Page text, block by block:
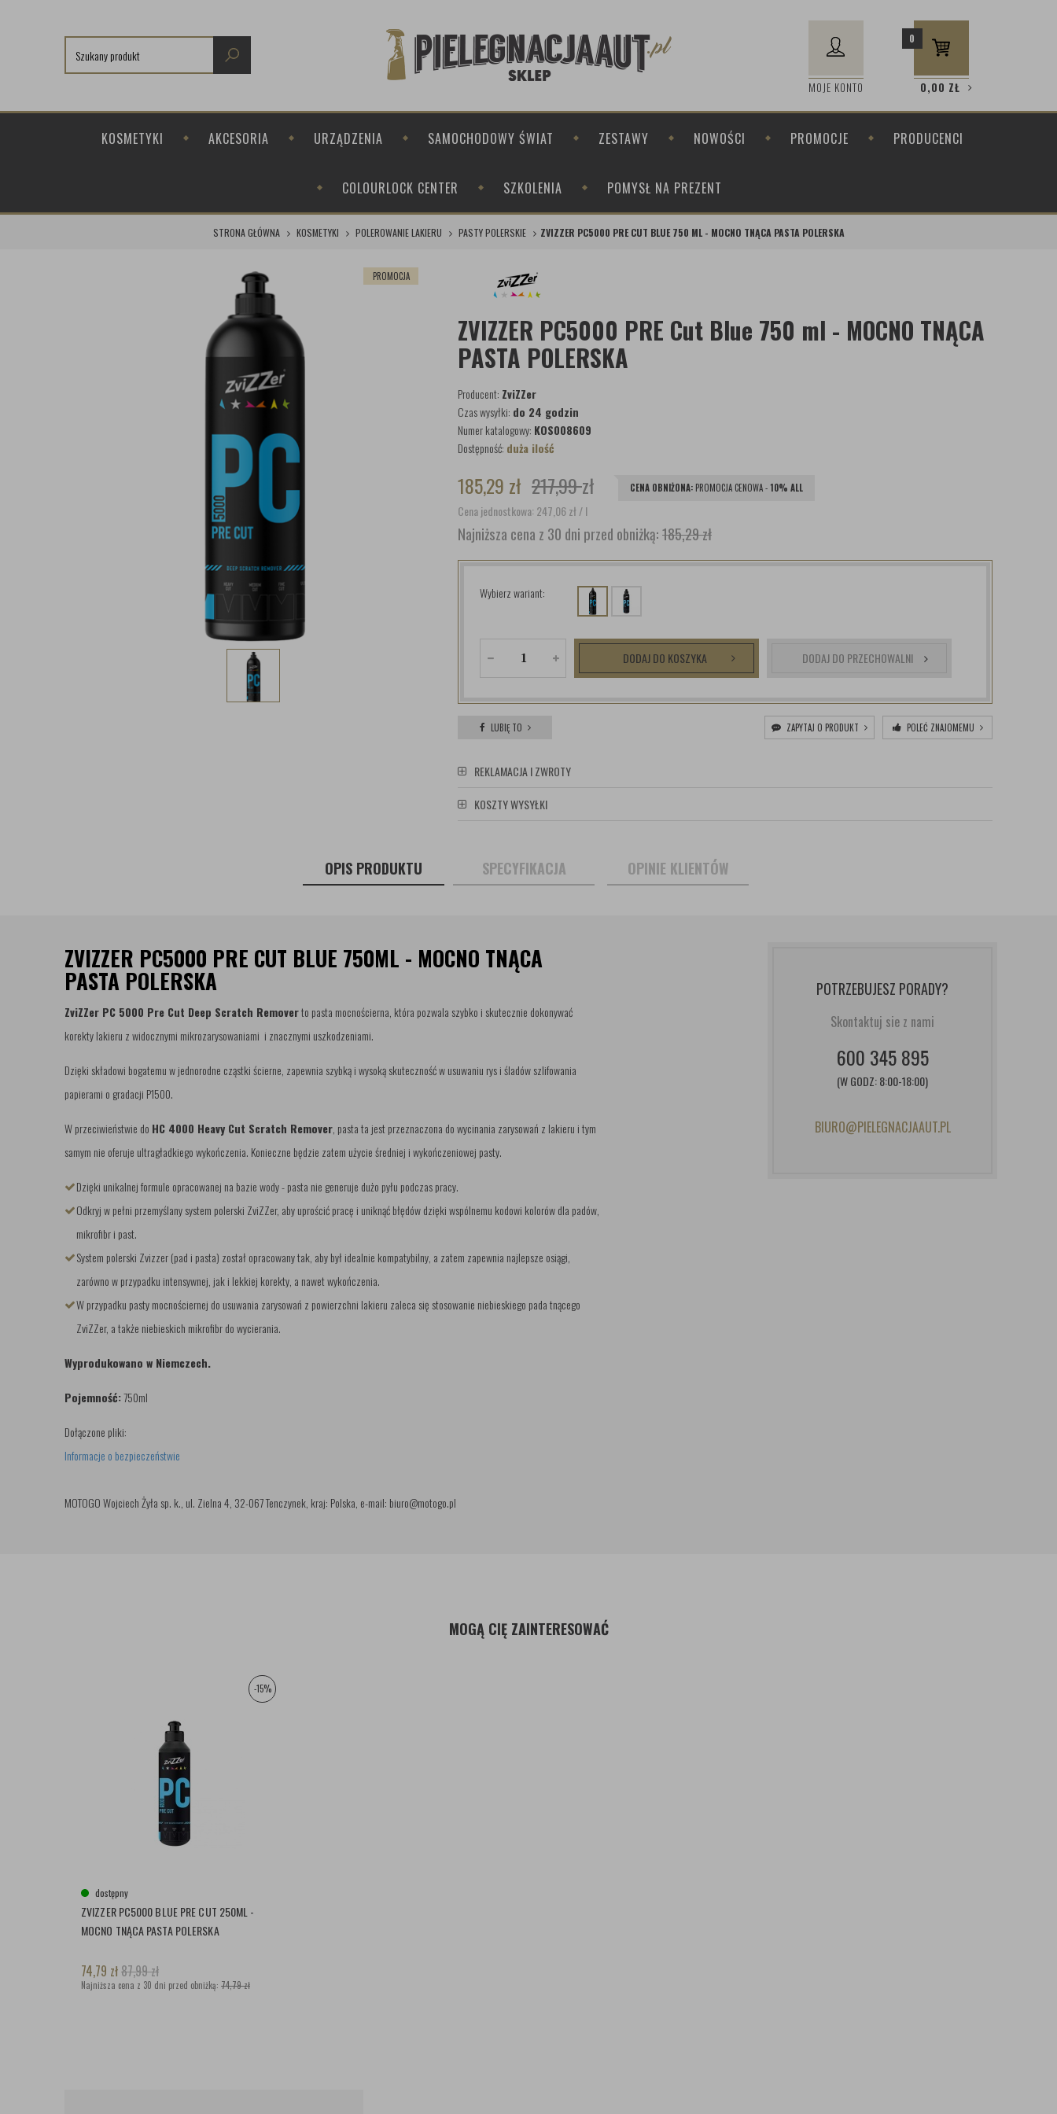
MOJE KONTO
0
0,00 ZŁ
KOSMETYKI AKCESORIA URZĄDZENIA SAMOCHODOWY ŚWIAT ZESTAWY NOWOŚCI PROMOCJE PRODUCENCI
COLOURLOCK CENTER SZKOLENIA POMYSŁ NA PREZENT
STRONA GŁÓWNA KOSMETYKI POLEROWANIE LAKIERU PASTY POLERSKIE ZVIZZER PC5000 PRE CUT BLUE 750 ML - MOCNO TNĄCA PASTA POLERSKA
PROMOCJA
ZVIZZER PC5000 PRE Cut Blue 750 ml - MOCNO TNĄCA
PASTA POLERSKA
Producent: ZviZZer
Czas wysyłki: do 24 godzin
Numer katalogowy: KOS008609
Dostępność: duża ilość
185,29 zł 217,99zł CENA OBNIŻONA: PROMOCJA CENOWA -10% ALL
Cena jednostkowa: 247,06zł/ l
Najniższa cena z 30 dni przed obniżką:185,29 zł
Wybierz wariant:
DODAJ DO KOSZYKA DODAJ DO PRZECHOWALNI
LUBIĘ TO ZAPYTAJ O PRODUKT POLEĆ ZNAJOMEMU
REKLAMACJA I ZWROTY
KOSZTY WYSYŁKI
OPIS PRODUKTU SPECYFIKACJA OPINIE KLIENTÓW
ZVIZZER PC5000 PRE CUT BLUE 750ML - MOCNO TNĄCA
PASTA POLERSKA
ZviZZer PC 5000 Pre Cut Deep Scratch Removerto pasta mocnościerna, która pozwala szybko i skutecznie dokonywać
korekty lakieru z widocznymi mikrozarysowaniami i znacznymi uszkodzeniami.
Dzięki składowi bogatemu w jednorodne cząstki ścierne, zapewnia szybką i wysoką skuteczność w usuwaniu rys i śladów szlifowania
papierami o gradacji P1500.
W przeciwieństwie do HC 4000 Heavy Cut Scratch Remover , pasta ta jest przeznaczona do wycinania zarysowań z lakieru i tym
samym nie oferuje ultragładkiego wykończenia. Konieczne będzie zatem użycie średniej i wykończeniowej pasty.
Dzięki unikalnej formule opracowanej na bazie wody - pasta nie generuje dużo pyłu podczas pracy.
Odkryj w pełni przemyślany system polerski ZviZZer, aby uprościć pracę i uniknąć błędów dzięki wspólnemu kodowi kolorów dla padów,
mikrofibr i past.
System polerski Zvizzer (pad i pasta) został opracowany tak, aby był idealnie kompatybilny, a zatem zapewnia najlepsze osiągi,
zarówno w przypadku intensywnej, jak i lekkiej korekty, a nawet wykończenia.
W przypadku pasty mocnościernej do usuwania zarysowań z powierzchni lakieru zaleca się stosowanie niebieskiego pada tnącego
ZviZZer, a także niebieskich mikrofibr do wycierania.
Wyprodukowano w Niemczech.
Pojemność:750ml
Dołączone pliki:
Informacje o bezpieczeństwie
MOTOGO Wojciech Żyła sp. k., ul. Zielna 4, 32-067 Tenczynek, kraj: Polska, e-mail: biuro@motogo.pl
POTRZEBUJESZ PORADY?
Skontaktuj sie z nami
600 345 895
(W GODZ: 8:00-18:00)
BIURO@PIELEGNACJAAUT.PL
MOGĄ CIĘ ZAINTERESOWAĆ
-15%
dostępny
ZVIZZER PC5000 BLUE PRE CUT 250ML -
MOCNO TNĄCA PASTA POLERSKA
74,79 zł87,99zł
Najniższa cena z 30 dni przed obniżką: 74,79 zł